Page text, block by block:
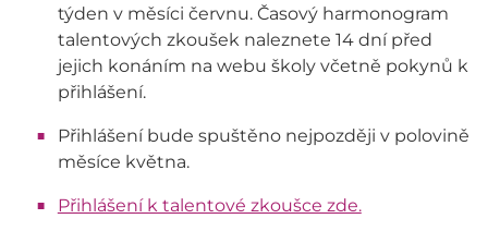
týden v měsíci červnu. Časový harmonogram
talentových zkoušek naleznete 14 dní před
jejich konáním na webu školy včetně pokynů k
přihlášení.
Přihlášení bude spuštěno nejpozději v polovině
měsíce května.
Přihlášení k talentové zkoušce zde.